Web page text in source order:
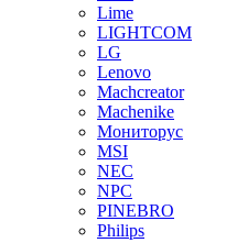
Lime
LIGHTCOM
LG
Lenovo
Machcreator
Machenike
Мониторус
MSI
NEC
NPC
PINEBRO
Philips